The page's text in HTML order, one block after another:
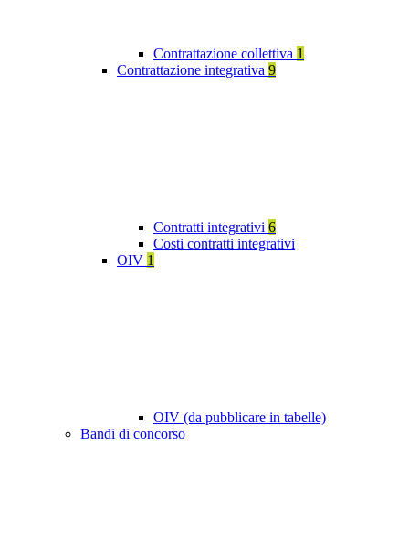
Contrattazione collettiva 1
Contrattazione integrativa 9
Contratti integrativi 6
Costi contratti integrativi
OIV 1
OIV (da pubblicare in tabelle)
Bandi di concorso